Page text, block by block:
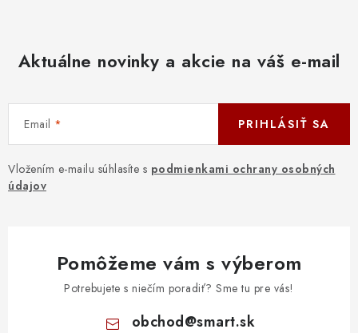
Aktuálne novinky a akcie na váš e-mail
Email
Vložením e-mailu súhlasíte s podmienkami ochrany osobných
údajov
PRIHLÁSIŤ SA
Pomôžeme vám s výberom
Potrebujete s niečím poradiť? Sme tu pre vás!
obchod@smart.sk